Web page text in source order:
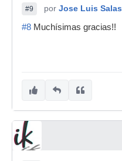
#9 por Jose Luis Salas
#8 Muchísimas gracias!!